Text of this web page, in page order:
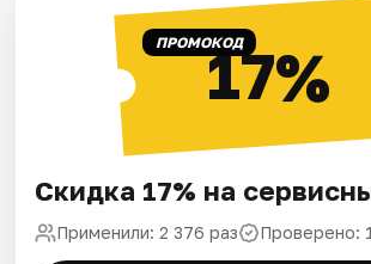
ПРОМОКОД17%
Скидка 17% на
Применили: 2 376 раз Проверено: